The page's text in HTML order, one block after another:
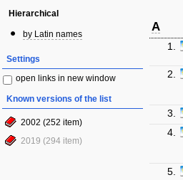
Hierarchical
by Latin names
Settings
open links in new window
Known versions of the list
2002 (252 item)
2019 (294 item)
A
1.
2.
3.
4.
5.